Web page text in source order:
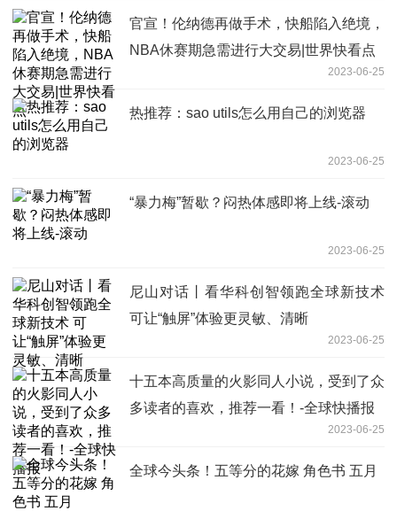
官宣！伦纳德再做手术，快船陷入绝境，
NBA休赛期急需进行大交易|世界快看点
2023-06-25
热推荐：sao utils怎么用自己的浏览器
2023-06-25
“暴力梅”暂歇？闷热体感即将上线-滚动
2023-06-25
尼山对话丨看华科创智领跑全球新技术
可让“触屏”体验更灵敏、清晰
2023-06-25
十五本高质量的火影同人小说，受到了众
多读者的喜欢，推荐一看！-全球快播报
2023-06-25
全球今头条！五等分的花嫁 角色书 五月